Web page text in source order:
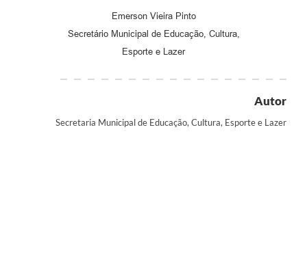
Emerson Vieira Pinto
Secretário Municipal de Educação, Cultura,
Esporte e Lazer
Autor
Secretaria Municipal de Educação, Cultura, Esporte e Lazer